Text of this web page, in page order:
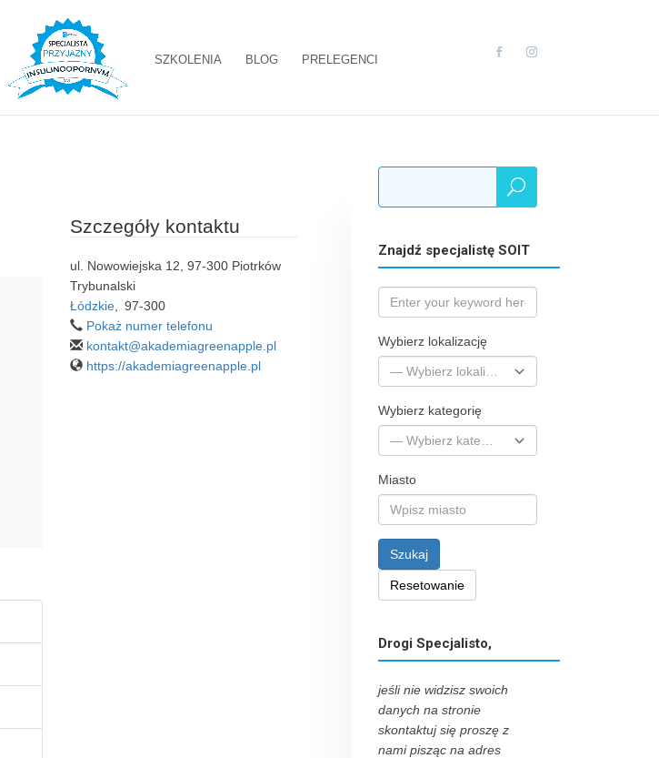
SZKOLENIA BLOG PRELEGENCI
Szczegóły kontaktu
ul. Nowowiejska 12, 97-300 Piotrków
Trybunalski
Łódzkie,
97-300
Pokaż numer telefonu
kontakt@akademiagreenapple.pl
https://akademiagreenapple.pl
Znajdź specjalistę SOIT
Wybierz lokalizację
Wybierz kategorię
Miasto
Szukaj
Resetowanie
Drogi Specjalisto,
jeśli nie widzisz swoich
danych na stronie
skontaktuj się proszę z
nami pisząc na adres